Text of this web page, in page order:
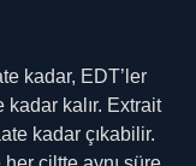
kadar, EDT’ler
kalır. Extrait
kadar çıkabilir.